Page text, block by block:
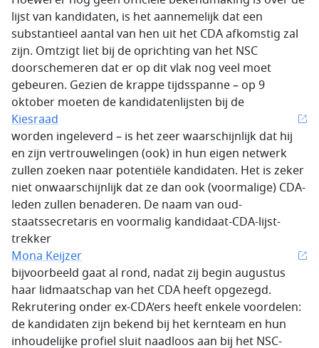
lijst van kandidaten, is het aannemelijk dat een
substantieel aantal van hen uit het CDA afkomstig zal
zijn. Omtzigt liet bij de oprichting van het NSC
doorschemeren dat er op dit vlak nog veel moet
gebeuren. Gezien de krappe tijdsspanne – op 9
oktober moeten de kandidaten­lijsten bij de
Kiesraad
worden ingeleverd – is het zeer waar­schijnlijk dat hij
en zijn vertrouwelingen (ook) in hun eigen netwerk
zullen zoeken naar potentiële kandidaten. Het is zeker
niet onwaarschijnlijk dat ze dan ook (voormalige) CDA-
leden zullen benaderen. De naam van oud-
staatssecretaris en voormalig kandidaat-CDA-lijst­
trekker
Mona Keijzer
bijvoorbeeld gaat al rond, nadat zij begin augustus
haar lidmaatschap van het CDA heeft opgezegd.
Rekru­te­ring onder ex-CDA’ers heeft enkele voordelen:
de kandidaten zijn bekend bij het kernteam en hun
inhoudelijke profiel sluit naadloos aan bij het NSC-